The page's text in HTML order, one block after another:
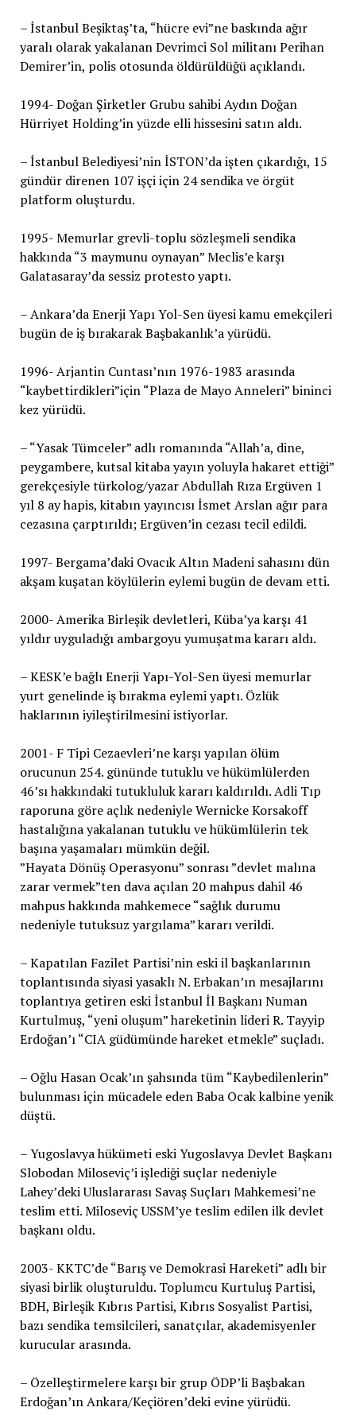
– İstanbul Beşiktaş’ta, “hücre evi”ne baskında ağır
yaralı olarak yakalanan Devrimci Sol militanı Perihan
Demirer’in, polis otosunda öldürüldüğü açıklandı.
1994- Doğan Şirketler Grubu sahibi Aydın Doğan
Hürriyet Holding’in yüzde elli hissesini satın aldı.
– İstanbul Belediyesi’nin İSTON’da işten çıkardığı, 15
gündür direnen 107 işçi için 24 sendika ve örgüt
platform oluşturdu.
1995- Memurlar grevli-toplu sözleşmeli sendika
hakkında “3 maymunu oynayan” Meclis’e karşı
Galatasaray’da sessiz protesto yaptı.
– Ankara’da Enerji Yapı Yol-Sen üyesi kamu emekçileri
bugün de iş bırakarak Başbakanlık’a yürüdü.
1996- Arjantin Cuntası’nın 1976-1983 arasında
“kaybettirdikleri”için “Plaza de Mayo Anneleri” bininci
kez yürüdü.
– “Yasak Tümceler” adlı romanında “Allah’a, dine,
peygambere, kutsal kitaba yayın yoluyla hakaret ettiği”
gerekçesiyle türkolog/yazar Abdullah Rıza Ergüven 1
yıl 8 ay hapis, kitabın yayıncısı İsmet Arslan ağır para
cezasına çarptırıldı; Ergüven’in cezası tecil edildi.
1997- Bergama’daki Ovacık Altın Madeni sahasını dün
akşam kuşatan köylülerin eylemi bugün de devam etti.
2000- Amerika Birleşik devletleri, Küba’ya karşı 41
yıldır uyguladığı ambargoyu yumuşatma kararı aldı.
– KESK’e bağlı Enerji Yapı-Yol-Sen üyesi memurlar
yurt genelinde iş bırakma eylemi yaptı. Özlük
haklarının iyileştirilmesini istiyorlar.
2001- F Tipi Cezaevleri’ne karşı yapılan ölüm
orucunun 254. gününde tutuklu ve hükümlülerden
46’sı hakkındaki tutukluluk kararı kaldırıldı. Adli Tıp
raporuna göre açlık nedeniyle Wernicke Korsakoff
hastalığına yakalanan tutuklu ve hükümlülerin tek
başına yaşamaları mümkün değil.
”Hayata Dönüş Operasyonu” sonrası ”devlet malına
zarar vermek”ten dava açılan 20 mahpus dahil 46
mahpus hakkında mahkemece “sağlık durumu
nedeniyle tutuksuz yargılama” kararı verildi.
– Kapatılan Fazilet Partisi’nin eski il başkanlarının
toplantısında siyasi yasaklı N. Erbakan’ın mesajlarını
toplantıya getiren eski İstanbul İl Başkanı Numan
Kurtulmuş, “yeni oluşum” hareketinin lideri R. Tayyip
Erdoğan’ı “CIA güdümünde hareket etmekle” suçladı.
– Oğlu Hasan Ocak’ın şahsında tüm “Kaybedilenlerin”
bulunması için mücadele eden Baba Ocak kalbine yenik
düştü.
– Yugoslavya hükümeti eski Yugoslavya Devlet Başkanı
Slobodan Miloseviç’i işlediği suçlar nedeniyle
Lahey’deki Uluslararası Savaş Suçları Mahkemesi’ne
teslim etti. Miloseviç USSM’ye teslim edilen ilk devlet
başkanı oldu.
2003- KKTC’de “Barış ve Demokrasi Hareketi” adlı bir
siyasi birlik oluşturuldu. Toplumcu Kurtuluş Partisi,
BDH, Birleşik Kıbrıs Partisi, Kıbrıs Sosyalist Partisi,
bazı sendika temsilcileri, sanatçılar, akademisyenler
kurucular arasında.
– Özelleştirmelere karşı bir grup ÖDP’li Başbakan
Erdoğan’ın Ankara/Keçiören’deki evine yürüdü.